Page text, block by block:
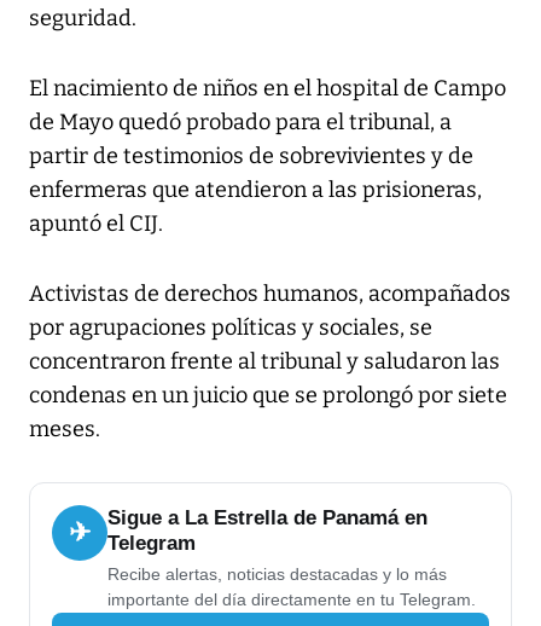
seguridad.
El nacimiento de niños en el hospital de Campo
de Mayo quedó probado para el tribunal, a
partir de testimonios de sobrevivientes y de
enfermeras que atendieron a las prisioneras,
apuntó el CIJ.
Activistas de derechos humanos, acompañados
por agrupaciones políticas y sociales, se
concentraron frente al tribunal y saludaron las
condenas en un juicio que se prolongó por siete
meses.
✈
Sigue a La Estrella de Panamá en
Telegram
Recibe alertas, noticias destacadas y lo más
importante del día directamente en tu Telegram.